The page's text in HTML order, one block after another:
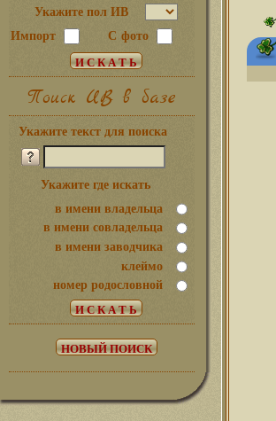
Укажите пол ИВ
Импорт
С фото
Поиск ИВ в базе
Укажите текст для поиска
Укажите где искать
в имени владельца
в имени совладельца
в имени заводчика
клеймо
номер родословной